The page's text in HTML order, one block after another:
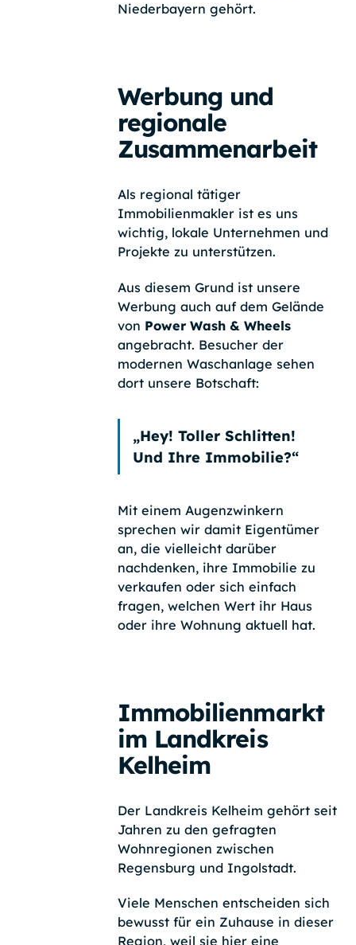
Niederbayern gehört.
Werbung und
regionale
Zusammenarbeit
Als regional tätiger
Immobilienmakler ist es uns
wichtig, lokale Unternehmen und
Projekte zu unterstützen.
Aus diesem Grund ist unsere
Werbung auch auf dem Gelände
von Power Wash & Wheels
angebracht. Besucher der
modernen Waschanlage sehen
dort unsere Botschaft:
„Hey! Toller Schlitten!
Und Ihre Immobilie?“
Mit einem Augenzwinkern
sprechen wir damit Eigentümer
an, die vielleicht darüber
nachdenken, ihre Immobilie zu
verkaufen oder sich einfach
fragen, welchen Wert ihr Haus
oder ihre Wohnung aktuell hat.
Immobilienmarkt
im Landkreis
Kelheim
Der Landkreis Kelheim gehört seit
Jahren zu den gefragten
Wohnregionen zwischen
Regensburg und Ingolstadt.
Viele Menschen entscheiden sich
bewusst für ein Zuhause in dieser
Region, weil sie hier eine